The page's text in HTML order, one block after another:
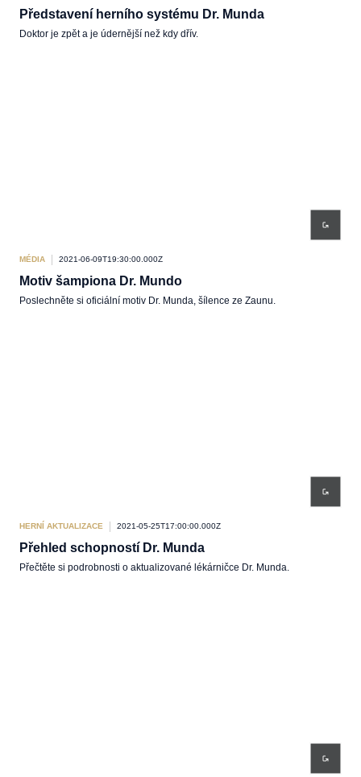
Představení herního systému Dr. Munda
Doktor je zpět a je údernější než kdy dřív.
MÉDIA 2021-06-09T19:30:00.000Z
Motiv šampiona Dr. Mundo
Poslechněte si oficiální motiv Dr. Munda, šílence ze Zaunu.
HERNÍ AKTUALIZACE 2021-05-25T17:00:00.000Z
Přehled schopností Dr. Munda
Přečtěte si podrobnosti o aktualizované lékárničce Dr. Munda.